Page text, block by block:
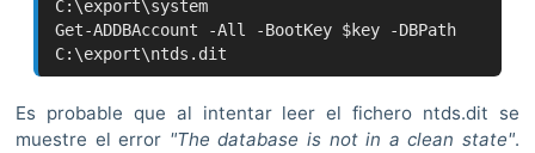
C:\export\system
Get-ADDBAccount -All -BootKey $key -DBPath
C:\export\ntds.dit
Es probable que al intentar leer el fichero ntds.dit se
muestre el error "The database is not in a clean state".